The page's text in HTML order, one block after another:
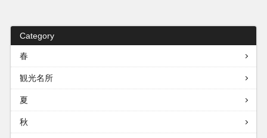
Category
春
観光名所
夏
秋